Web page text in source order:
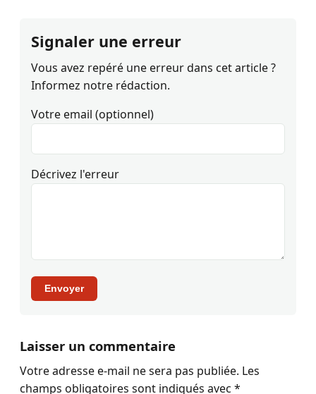
Signaler une erreur
Vous avez repéré une erreur dans cet article ?
Informez notre rédaction.
Votre email (optionnel)
Décrivez l'erreur
Envoyer
Laisser un commentaire
Votre adresse e-mail ne sera pas publiée. Les
champs obligatoires sont indiqués avec *